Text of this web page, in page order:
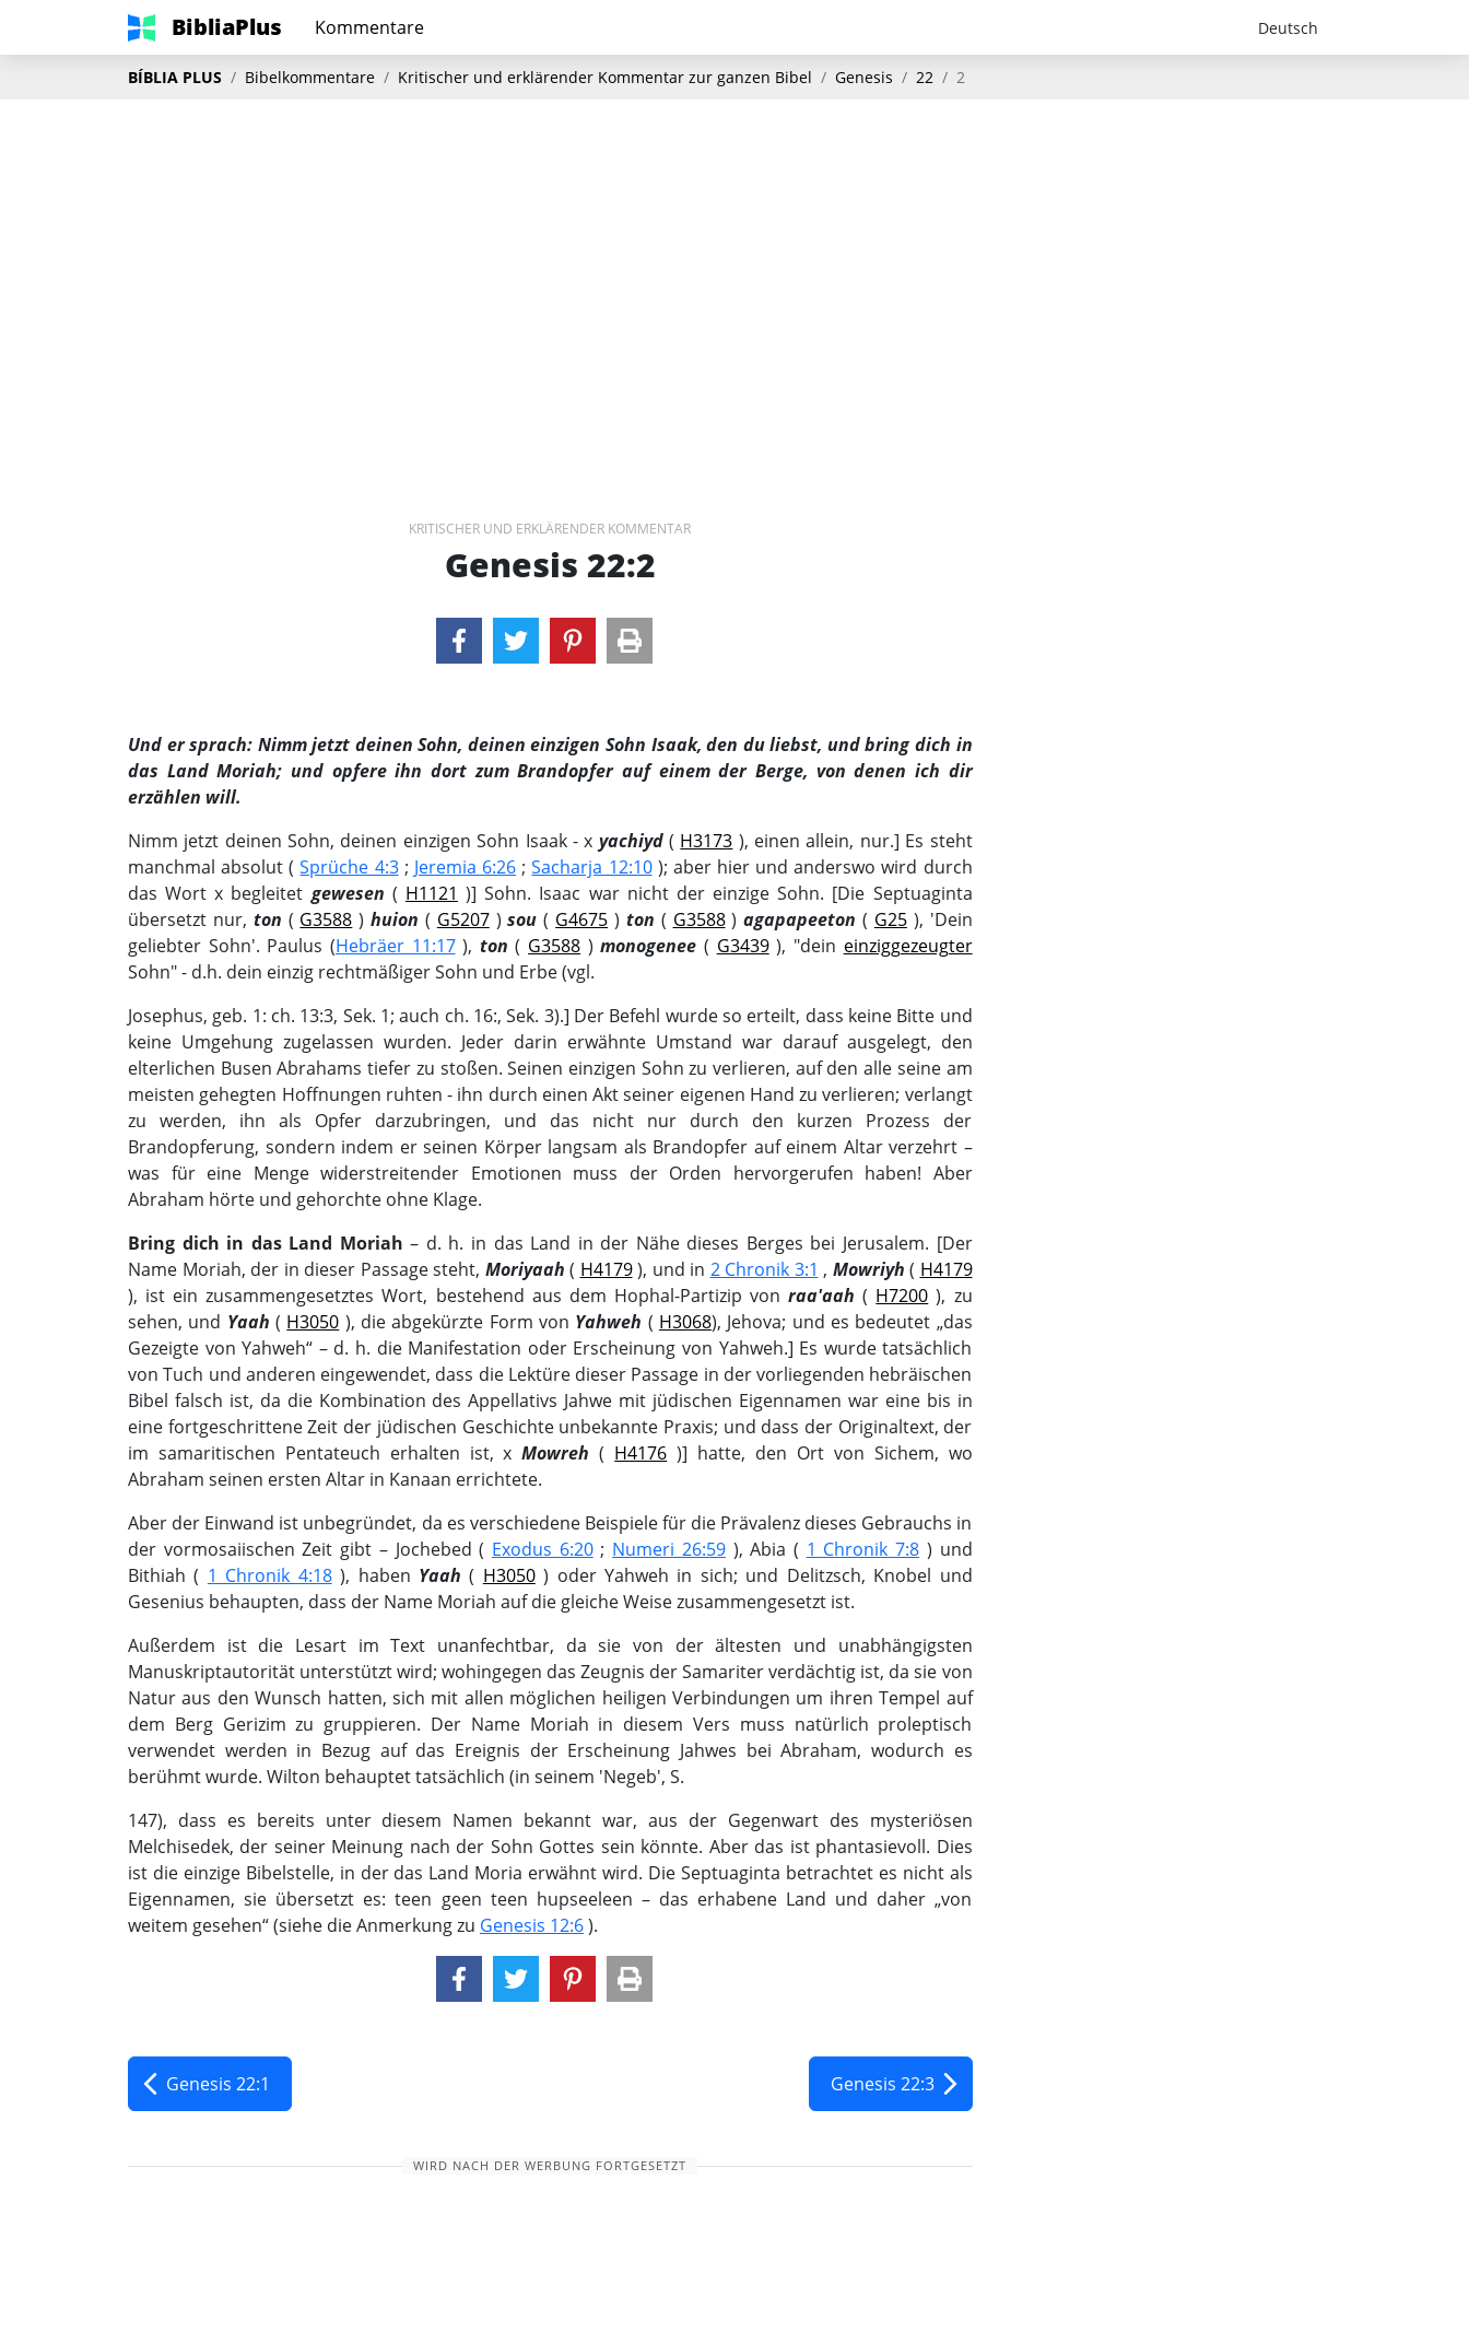
BibliaPlus Kommentare
BÍBLIA PLUS Bibelkommentare Kritischer und erklärender Kommentar zur ganzen Bibel Genesis 22 2
KRITISCHER UND ERKLÄRENDER KOMMENTAR
Genesis 22:2
Und er sprach: Nimm jetzt deinen Sohn, deinen einzigen Sohn Isaak, den du liebst, und bring dich in
das Land Moriah; und opfere ihn dort zum Brandopfer auf einem der Berge, von denen ich dir
erzählen will.
Nimm jetzt deinen Sohn, deinen einzigen Sohn Isaak - х yachiyd( H3173 ), einen allein, nur.] Es steht
manchmal absolut (Sprüche 4:3; Jeremia 6:26 ;Sacharja 12:10); aber hier und anderswo wird durch
das Wort х begleitet gewesen ( H1121 )] Sohn. Isaac war nicht der einzige Sohn. [Die Septuaginta
übersetzt nur, ton ( G3588 )huion ( G5207)sou ( G4675 ) ton ( G3588)agapapeeton ( G25), 'Dein
geliebter Sohn'. Paulus (Hebräer 11:17), ton ( G3588 )monogenee ( G3439), "dein einziggezeugter
Sohn" - d.h. dein einzig rechtmäßiger Sohn und Erbe (vgl.
Josephus, geb. 1: ch. 13:3, Sek. 1; auch ch. 16:, Sek. 3).] Der Befehl wurde so erteilt, dass keine Bitte und
keine Umgehung zugelassen wurden. Jeder darin erwähnte Umstand war darauf ausgelegt, den
elterlichen Busen Abrahams tiefer zu stoßen. Seinen einzigen Sohn zu verlieren, auf den alle seine am
meisten gehegten Hoffnungen ruhten - ihn durch einen Akt seiner eigenen Hand zu verlieren; verlangt
zu werden, ihn als Opfer darzubringen, und das nicht nur durch den kurzen Prozess der
Brandopferung, sondern indem er seinen Körper langsam als Brandopfer auf einem Altar verzehrt –
was für eine Menge widerstreitender Emotionen muss der Orden hervorgerufen haben! Aber
Abraham hörte und gehorchte ohne Klage.
Bring dich in das Land Moriah – d. h. in das Land in der Nähe dieses Berges bei Jerusalem. [Der
Name Moriah, der in dieser Passage steht, Moriyaah ( H4179), und in 2 Chronik 3:1 , Mowriyh ( H4179
), ist ein zusammengesetztes Wort, bestehend aus dem Hophal-Partizip vonraa'aah ( H7200 ), zu
sehen, und Yaah ( H3050 ), die abgekürzte Form von Yahweh ( H3068), Jehova; und es bedeutet „das
Gezeigte von Yahweh“ – d. h. die Manifestation oder Erscheinung von Yahweh.] Es wurde tatsächlich
von Tuch und anderen eingewendet, dass die Lektüre dieser Passage in der vorliegenden hebräischen
Bibel falsch ist, da die Kombination des Appellativs Jahwe mit jüdischen Eigennamen war eine bis in
eine fortgeschrittene Zeit der jüdischen Geschichte unbekannte Praxis; und dass der Originaltext, der
im samaritischen Pentateuch erhalten ist, хMowreh ( H4176 )] hatte, den Ort von Sichem, wo
Abraham seinen ersten Altar in Kanaan errichtete.
Aber der Einwand ist unbegründet, da es verschiedene Beispiele für die Prävalenz dieses Gebrauchs in
der vormosaiischen Zeit gibt – Jochebed ( Exodus 6:20; Numeri 26:59), Abia ( 1 Chronik 7:8 ) und
Bithiah ( 1 Chronik 4:18), haben Yaah ( H3050) oder Yahweh in sich; und Delitzsch, Knobel und
Gesenius behaupten, dass der Name Moriah auf die gleiche Weise zusammengesetzt ist.
Außerdem ist die Lesart im Text unanfechtbar, da sie von der ältesten und unabhängigsten
Manuskriptautorität unterstützt wird; wohingegen das Zeugnis der Samariter verdächtig ist, da sie von
Natur aus den Wunsch hatten, sich mit allen möglichen heiligen Verbindungen um ihren Tempel auf
dem Berg Gerizim zu gruppieren. Der Name Moriah in diesem Vers muss natürlich proleptisch
verwendet werden in Bezug auf das Ereignis der Erscheinung Jahwes bei Abraham, wodurch es
berühmt wurde. Wilton behauptet tatsächlich (in seinem 'Negeb', S.
147), dass es bereits unter diesem Namen bekannt war, aus der Gegenwart des mysteriösen
Melchisedek, der seiner Meinung nach der Sohn Gottes sein könnte. Aber das ist phantasievoll. Dies
ist die einzige Bibelstelle, in der das Land Moria erwähnt wird. Die Septuaginta betrachtet es nicht als
Eigennamen, sie übersetzt es: teen geen teen hupseeleen – das erhabene Land und daher „von
weitem gesehen“ (siehe die Anmerkung zu Genesis 12:6).
Genesis 22:1 Genesis 22:3
WIRD NACH DER WERBUNG FORTGESETZT